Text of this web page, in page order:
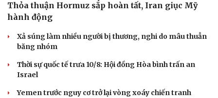
Du lịch
Podcast
Thỏa thuận Hormuz sắp hoàn tất, Iran giục Mỹ
hành động
Xả súng làm nhiều người bị thương, nghi do mâu thuẫn
băng nhóm
Thời sự quốc tế trưa 10/8: Hội đồng Hòa bình trấn an
Israel
Yemen trước nguy cơ trở lại vòng xoáy chiến tranh